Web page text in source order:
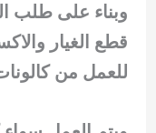
وبناء على طلب
قطع الغيار
للعمل من